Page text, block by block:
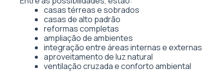
casas térreas e sobrados
casas de alto padrão
reformas completas
ampliação de ambientes
integração entre áreas internas e externas
aproveitamento de luz natural
ventilação cruzada e conforto ambiental